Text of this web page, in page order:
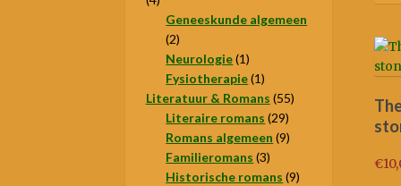
€
producten
Geneeskunde algemeen
22
producten
Neurologie 11
product
Fysiotherapie 11
product
Literatuur & Romans 5555
Literaire romans 2929
producten
Romans algemeen 99
Familieromans 33
producten
Historische romans 99